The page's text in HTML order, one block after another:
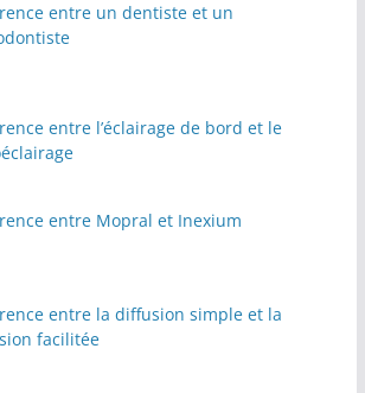
entre un dentiste et un
entre l’éclairage de bord et le
entre Mopral et Inexium
entre la diffusion simple et la
facilitée